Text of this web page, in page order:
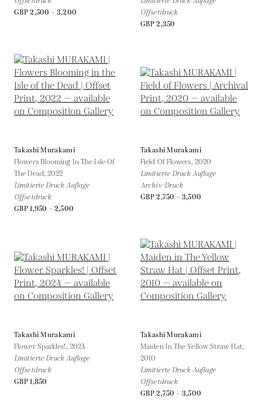
GBP 2,500 - 3,200
Offsetdruck
GBP 2,350
Takashi Murakami
Flowers Blooming In The Isle Of
The Dead, 2022
Limitierte Druck Auflage
Offsetdruck
GBP 1,950 - 2,500
Takashi Murakami
Field Of Flowers, 2020
Limitierte Druck Auflage
Archiv-Druck
GBP 2,750 - 3,500
Takashi Murakami
Flower Sparkles!, 2024
Limitierte Druck Auflage
Offsetdruck
GBP 1,850
Takashi Murakami
Maiden In The Yellow Straw Hat,
2010
Limitierte Druck Auflage
Offsetdruck
GBP 2,750 - 3,500